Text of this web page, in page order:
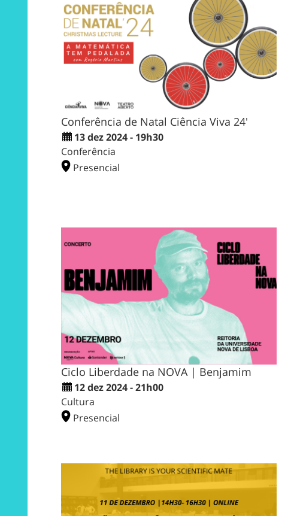
Conferência de Natal Ciência Viva 24'
13 dez 2024 - 19h30
Conferência
Presencial
Ciclo Liberdade na NOVA | Benjamim
12 dez 2024 - 21h00
Cultura
Presencial